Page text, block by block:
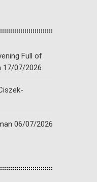
Full of
17/07/2026
06/07/2026